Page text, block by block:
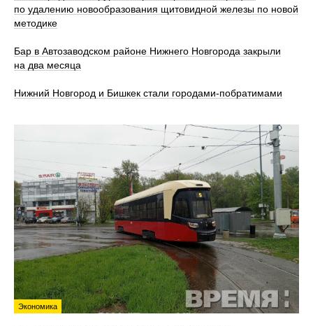
по удалению новообразования щитовидной железы по новой
методике
Бар в Автозаводском районе Нижнего Новгорода закрыли
на два месяца
Нижний Новгород и Бишкек стали городами-побратимами
Экономика